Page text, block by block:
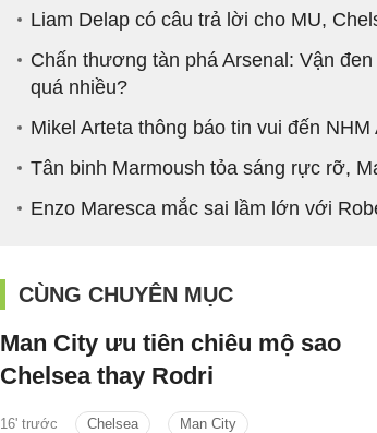
Liam Delap có câu trả lời cho MU,
Chấn thương tàn phá Arsenal: Vận
quá nhiều?
Mikel Arteta thông báo tin vui đến NHM
Tân binh Marmoush tỏa sáng rực rỡ,
Enzo Maresca mắc sai lầm lớn với
CÙNG CHUYÊN MỤC
Man City ưu tiên chiêu mộ sao
Chelsea thay Rodri
16' trước Chelsea Man City